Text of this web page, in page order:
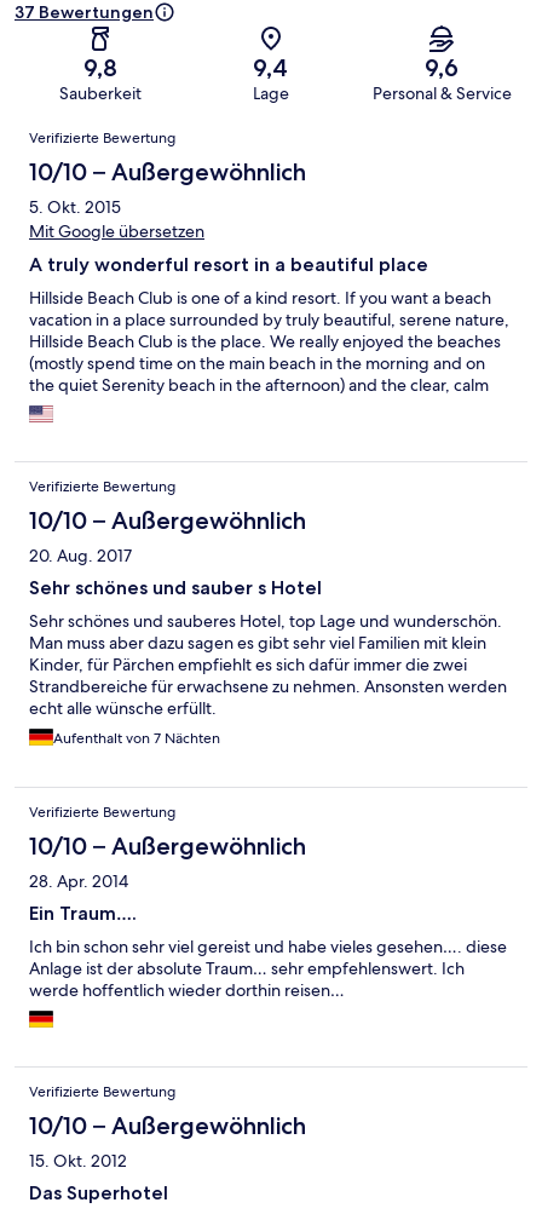
37 Bewertungen
9,8
Sauberkeit
9,4
Lage
9,6
Personal & Service
Bewertungen
Verifizierte Bewertung
10/10 – Außergewöhnlich
5. Okt. 2015
Mit Google übersetzen
A truly wonderful resort in a beautiful place
Hillside Beach Club is one of a kind resort. If you want a beach
vacation in a place surrounded by truly beautiful, serene nature,
Hillside Beach Club is the place. We really enjoyed the beaches
(mostly spend time on the main beach in the morning and on
the quiet Serenity beach in the afternoon) and the clear, calm
water of the bay that was perfect for swimming. The cuisine was
also great. Worth mentioning: A variety of sea food (fish) offered
the location of our first room, and they patiently and willingly
worked with us to help us find the room we truly liked. One
thing to keep in mind: the resort is literally in a hill side. Although
there are lifts, be prepared to walk up and down stairs.
Verifizierte Bewertung
10/10 – Außergewöhnlich
20. Aug. 2017
Sehr schönes und sauber s Hotel
Sehr schönes und sauberes Hotel, top Lage und wunderschön.
Man muss aber dazu sagen es gibt sehr viel Familien mit klein
Kinder, für Pärchen empfiehlt es sich dafür immer die zwei
Strandbereiche für erwachsene zu nehmen. Ansonsten werden
echt alle wünsche erfüllt.
Aufenthalt von 7 Nächten
Verifizierte Bewertung
10/10 – Außergewöhnlich
28. Apr. 2014
Ein Traum….
Ich bin schon sehr viel gereist und habe vieles gesehen…. diese
Anlage ist der absolute Traum… sehr empfehlenswert. Ich
werde hoffentlich wieder dorthin reisen…
Verifizierte Bewertung
10/10 – Außergewöhnlich
15. Okt. 2012
Das Superhotel